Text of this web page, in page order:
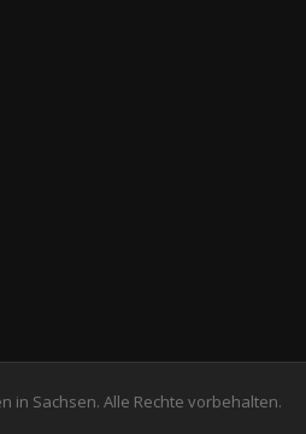
in Sachsen. Alle Rechte vorbehalten.